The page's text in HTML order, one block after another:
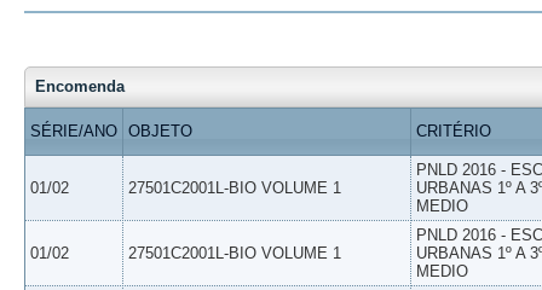
Encomenda
SÉRIE/ANO OBJETO CRITÉRIO
01/02 27501C2001L-BIO VOLUME 1
PNLD 2016 -
URBANAS 1º A
MEDIO
01/02 27501C2001L-BIO VOLUME 1
PNLD 2016 -
URBANAS 1º A
MEDIO